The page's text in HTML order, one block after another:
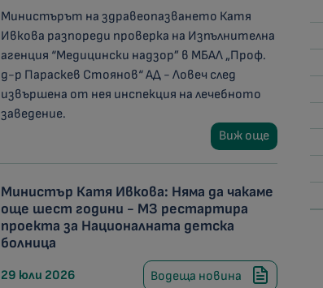
Министърът на здравеопазването Катя
Ивкова разпореди проверка на Изпълнителна
агенция “Медицински надзор” в МБАЛ „Проф.
д-р Параскев Стоянов“ АД - Ловеч след
извършена от нея инспекция на лечебното
заведение.
Виж още
Министър Катя Ивкова: Няма да чакаме
още шест години - МЗ рестартира
проекта за Националната детска
болница
29 юли 2026 Водеща новина